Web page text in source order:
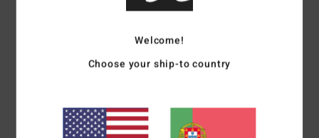
Pontuação média
5.0
100% dos nossos clientes recomendam este produto
Welcome!
Choose your ship-to country